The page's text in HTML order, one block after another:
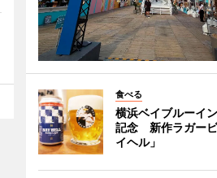
食べる
横浜ベイブルーイ
記念 新作ラガー
イヘル」